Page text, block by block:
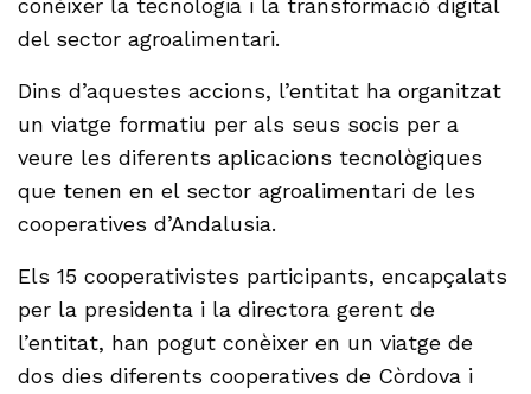
conèixer la tecnologia i la transformació digital
del sector agroalimentari.
Dins d’aquestes accions, l’entitat ha organitzat
un viatge formatiu per als seus socis per a
veure les diferents aplicacions tecnològiques
que tenen en el sector agroalimentari de les
cooperatives d’Andalusia.
Els 15 cooperativistes participants, encapçalats
per la presidenta i la directora gerent de
l’entitat, han pogut conèixer en un viatge de
dos dies diferents cooperatives de Còrdova i